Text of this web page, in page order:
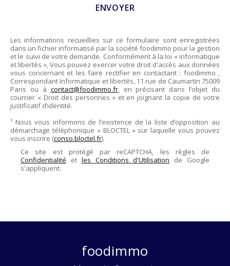
Les informations recueillies sur ce formulaire sont enregistrées
dans un fichier informatisé par la société foodimmo pour la gestion
et le suivi de votre demande. Conformément à la loi « informatique
et libertés », Vous pouvez exercer votre droit d'accès aux données
vous concernant et les faire rectifier en contactant : foodimmo ,
Correspondant Informatique et libertés, 11 rue de Caumartin 75009
Paris ou à contact@foodimmo.fr, en précisant dans l’objet du
courrier « Droit des personnes » et en joignant la copie de votre
justificatif d’identité.
¹ Nous vous informons de l’existence de la liste d’opposition au
démarchage téléphonique « BLOCTEL » sur laquelle vous pouvez
vous inscrire (conso.bloctel.fr).
Ce site est protégé par reCAPTCHA, les règles de
Confidentialité et les Conditions d'Utilisation de Google
s'appliquent.
foodimmo